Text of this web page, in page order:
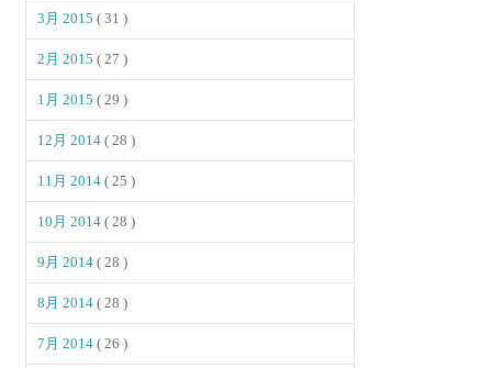
3月 2015( 31 )
2月 2015( 27 )
1月 2015( 29 )
12月 2014( 28 )
11月 2014( 25 )
10月 2014( 28 )
9月 2014( 28 )
8月 2014( 28 )
7月 2014( 26 )